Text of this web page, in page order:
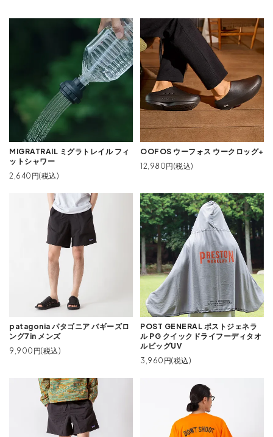
MIGRATRAIL ミグラトレイル フィ
ットシャワー
2,640円(税込)
OOFOS ウーフォス ウークロッグ+
12,980円(税込)
patagonia パタゴニア バギーズロ
ング7in メンズ
9,900円(税込)
POST GENERAL ポストジェネラ
ル PG クイックドライフーディタオ
ルビッグUV
3,960円(税込)